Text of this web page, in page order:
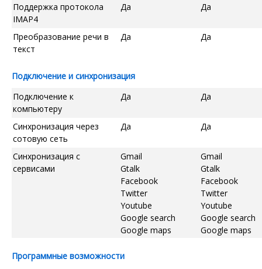
Поддержка протокола
IMAP4
Да Да
Преобразование речи в
текст
Да Да
Подключение и синхронизация
Подключение к
компьютеру
Да Да
Синхронизация через
сотовую сеть
Да Да
Синхронизация с
сервисами
Gmail
Gtalk
Facebook
Twitter
Youtube
Google search
Google maps
Gmail
Gtalk
Facebook
Twitter
Youtube
Google search
Google maps
Программные возможности